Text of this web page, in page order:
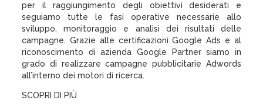
per il raggiungimento degli obiettivi desiderati e
seguiamo tutte le fasi operative necessarie allo
sviluppo, monitoraggio e analisi dei risultati delle
campagne. Grazie alle certificazioni Google Ads e al
riconoscimento di azienda Google Partner siamo in
grado di realizzare campagne pubblicitarie Adwords
all’interno dei motori di ricerca.
SCOPRI DI PIÙ